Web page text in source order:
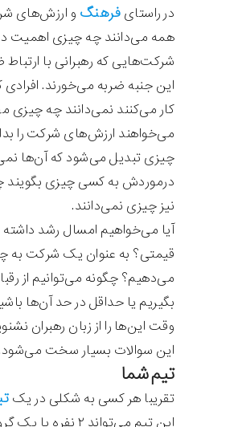
در راستای فرهنگ و ارزش‌های
همه می‌دانند چه چیزی اهمیت
شرکت‌هایی که رهبرانی با ارتباط
این جنبه ضربه می‌خورند.
کار می‌کنند نمی‌دانند چه چیزی
می‌خواهند ارزش‌های شرکت را
چیزی تبدیل می‌شود که آن‌ها
درموردش به کسی چیزی
نیز چیزی نمی‌دانند.
آیا می‌خواهیم امسال رشد
قیمتی؟ به عنوان یک شرکت به
می‌دهیم؟ چگونه می‌توانیم از
بگیریم یا حداقل در حد آن‌ها
وقت این‌ها را از زبان رهبران
این سوالات بسیار سخت
تیم شما
تقریبا هر کسی به شکلی در یک